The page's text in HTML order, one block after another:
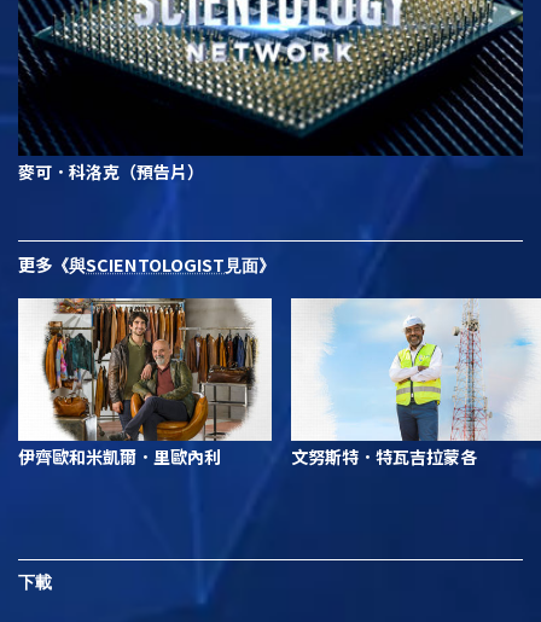
麥可．科洛克（預告片）
更多 《與SCIENTOLOGIST見面》
伊齊歐和米凱爾．里歐內利 文努斯特．特瓦吉拉蒙各
下載